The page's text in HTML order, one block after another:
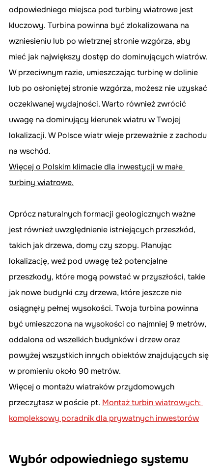
odpowiedniego miejsca pod turbiny wiatrowe jest
kluczowy. Turbina powinna być zlokalizowana na
wzniesieniu lub po wietrznej stronie wzgórza, aby
mieć jak największy dostęp do dominujących wiatrów.
W przeciwnym razie, umieszczając turbinę w dolinie
lub po osłoniętej stronie wzgórza, możesz nie uzyskać
oczekiwanej wydajności. Warto również zwrócić
uwagę na dominujący kierunek wiatru w Twojej
lokalizacji. W Polsce wiatr wieje przeważnie z zachodu
na wschód.
Więcej o Polskim klimacie dla inwestycji w małe
turbiny wiatrowe.
Oprócz naturalnych formacji geologicznych ważne
jest również uwzględnienie istniejących przeszkód,
takich jak drzewa, domy czy szopy. Planując
lokalizację, weź pod uwagę też potencjalne
przeszkody, które mogą powstać w przyszłości, takie
jak nowe budynki czy drzewa, które jeszcze nie
osiągnęły pełnej wysokości. Twoja turbina powinna
być umieszczona na wysokości co najmniej 9 metrów,
oddalona od wszelkich budynków i drzew oraz
powyżej wszystkich innych obiektów znajdujących się
w promieniu około 90 metrów.
Więcej o montażu wiatraków przydomowych
przeczytasz w poście pt. Montaż turbin wiatrowych:
kompleksowy poradnik dla prywatnych inwestorów
Wybór odpowiedniego systemu